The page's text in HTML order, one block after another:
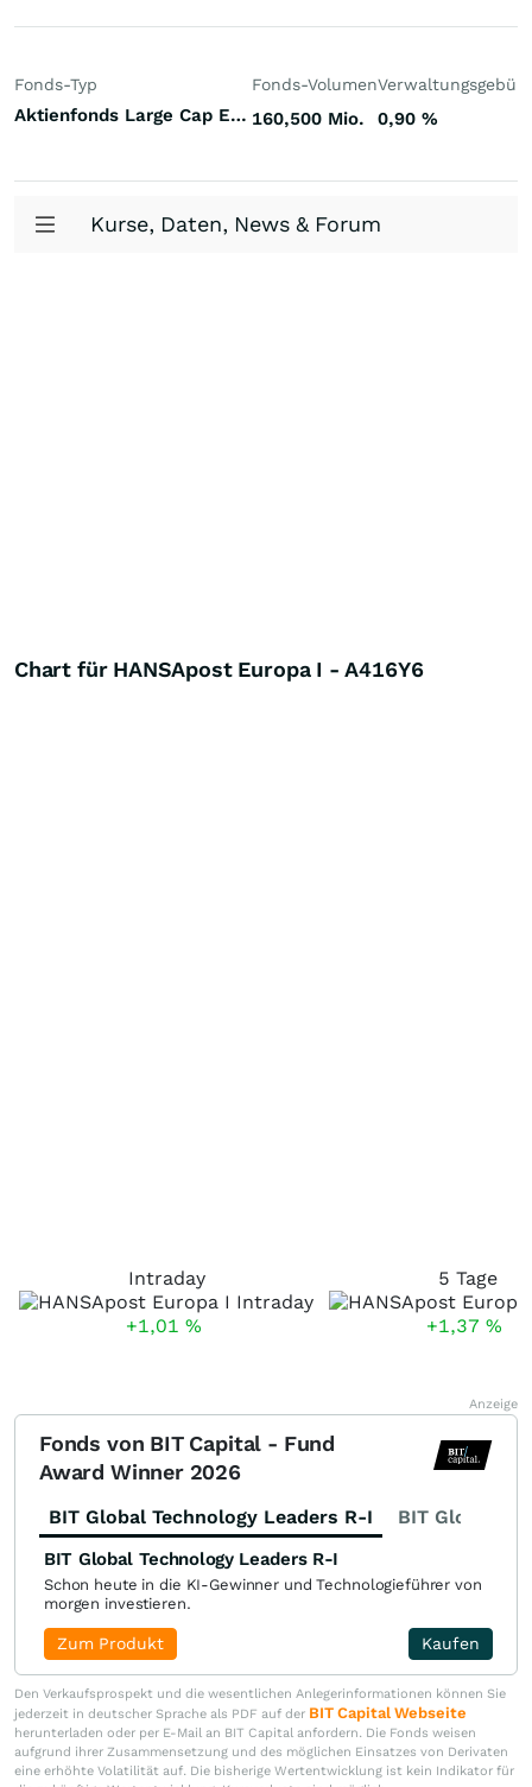
Fonds-Typ
Aktienfonds Large Cap Europa
Fonds-Volumen
160,500 Mio. 0,90 %
Kurse, Daten, News & Forum
Chart für HANSApost Europa I - A416Y6
Intraday
+1,01 %
5 Tage
+1,37 %
Anzeige
Fonds von BIT Capital - Fund
Award Winner 2026
BIT Global Technology Leaders R-I BIT Global
BIT Global Technology Leaders R-I
Schon heute in die KI-Gewinner und Technologieführer von
morgen investieren.
Kaufen
Zum Produkt
Den Verkaufsprospekt und die wesentlichen Anlegerinformationen können Sie
jederzeit in deutscher Sprache als PDF auf der BIT Capital Webseite
herunterladen oder per E-Mail an BIT Capital anfordern. Die Fonds weisen
aufgrund ihrer Zusammensetzung und des möglichen Einsatzes von Derivaten
eine erhöhte Volatilität auf. Die bisherige Wertentwicklung ist kein Indikator für